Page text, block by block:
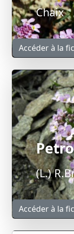
Chaix
Accéder à la
(L.)
Accéder à la